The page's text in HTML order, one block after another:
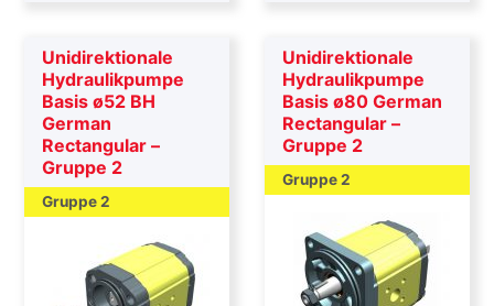
Unidirektionale
Hydraulikpumpe
Basis ø52 BH
German
Rectangular –
Gruppe 2
Gruppe 2
Unidirektionale
Hydraulikpumpe
Basis ø80 German
Rectangular –
Gruppe 2
Gruppe 2